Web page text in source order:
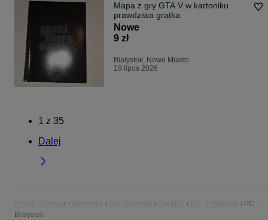
Mapa z gry GTA V w kartoniku
prawdziwa gratka
Nowe
9 zł
Białystok, Nowe Miasto
19 lipca 2026
1 z 35
Dalej
PC -
Białystok